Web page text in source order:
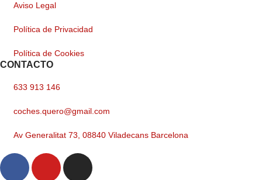
Aviso Legal
Política de Privacidad
Política de Cookies
CONTACTO
633 913 146
coches.quero@gmail.com
Av Generalitat 73, 08840 Viladecans Barcelona